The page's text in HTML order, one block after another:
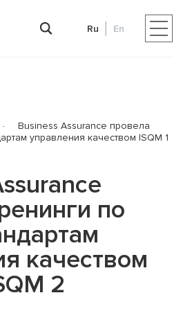
Ru En
-
Business Assurance провела
управления качеством ISQM 1
по
качеством
2